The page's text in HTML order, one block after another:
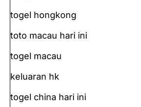
togel hongkong
toto macau hari ini
togel macau
keluaran hk
togel china hari ini